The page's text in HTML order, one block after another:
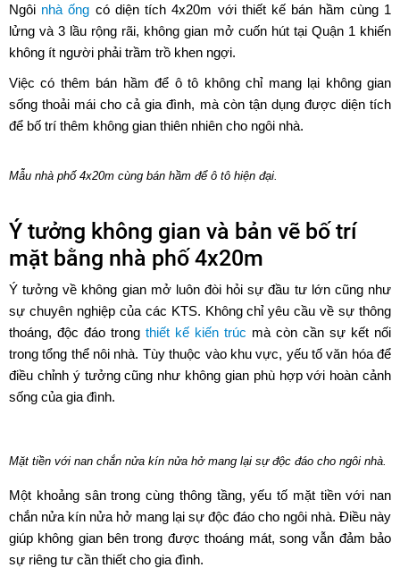
Ngôi nhà ống có diện tích 4x20m với thiết kế bán hầm cùng 1
lửng và 3 lầu rộng rãi, không gian mở cuốn hút tại Quận 1 khiến
không ít người phải trầm trồ khen ngợi.
Việc có thêm bán hầm để ô tô không chỉ mang lại không gian
sống thoải mái cho cả gia đình, mà còn tận dụng được diện tích
để bố trí thêm không gian thiên nhiên cho ngôi nhà.
Mẫu nhà phố 4x20m cùng bán hầm để ô tô hiện đại.
Ý tưởng không gian và bản vẽ bố trí
mặt bằng nhà phố 4x20m
Ý tưởng về không gian mở luôn đòi hỏi sự đầu tư lớn cũng như
sự chuyên nghiệp của các KTS. Không chỉ yêu cầu về sự thông
thoáng, độc đáo trong thiết kế kiến trúc mà còn cần sự kết nối
trong tổng thể nôi nhà. Tùy thuộc vào khu vực, yếu tố văn hóa để
điều chỉnh ý tưởng cũng như không gian phù hợp với hoàn cảnh
sống của gia đình.
Mặt tiền với nan chắn nửa kín nửa hở mang lại sự độc đáo cho ngôi nhà.
Một khoảng sân trong cùng thông tầng, yếu tố mặt tiền với nan
chắn nửa kín nửa hở mang lại sự độc đáo cho ngôi nhà. Điều này
giúp không gian bên trong được thoáng mát, song vẫn đảm bảo
sự riêng tư cần thiết cho gia đình.